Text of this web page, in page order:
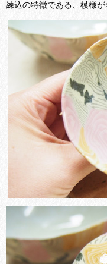
練込の特徴である、模様が